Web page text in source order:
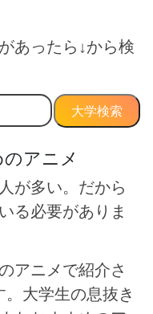
あったら↓から検
大学検索
アニメ
が多い。だから
る必要がありま
アニメで紹介さ
。大学生の息抜き